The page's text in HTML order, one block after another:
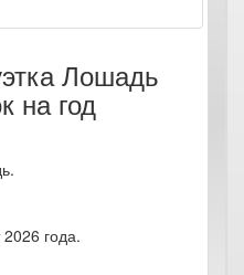
Лошадь
на год
года.